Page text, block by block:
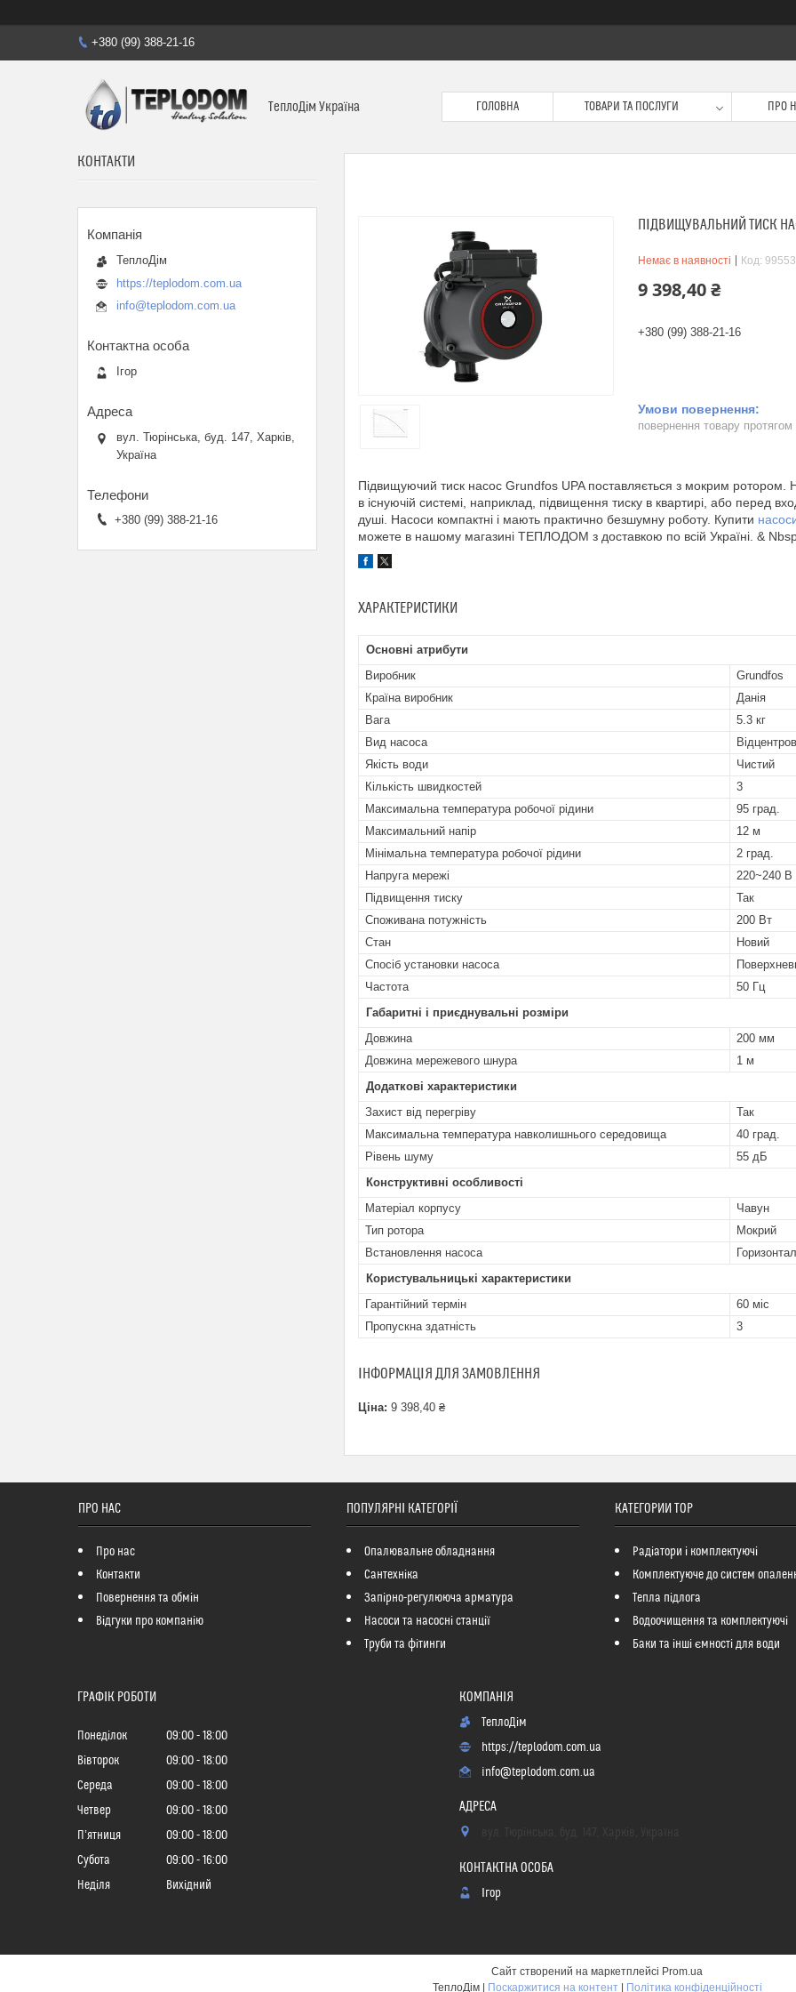
+380 (99) 388-21-16
ТеплоДім Україна ГОЛОВНА ТОВАРИ ТА ПОСЛУГИ ПРО
ПІДВИЩУВАЛЬНИЙ ТИСК
Немає в наявності Код:
9 398,40 ₴
+380 (99) 388-21-16
повернення товару
Підвищуючий тиск насос Grundfos UPA поставляється з мокрим ротором.
в існуючій системі, наприклад, підвищення тиску в квартирі, або перед
душі. Насоси компактні і мають практично безшумну роботу. Купити
можете в нашому магазині ТЕПЛОДОМ з доставкою по всій Україні. &
ХАРАКТЕРИСТИКИ
Основні атрибути
Виробник
Grundfos
Країна виробник
Данія
Вага
5.3 кг
Вид насоса
Якість води
Чистий
Кількість швидкостей
3
Максимальна температура робочої рідини
95 град.
Максимальний напір
12 м
Мінімальна температура робочої рідини
2 град.
Напруга мережі
220~240 В
Підвищення тиску
Так
Споживана потужність
200 Вт
Стан
Новий
Спосіб установки насоса
Частота
50 Гц
Габаритні і приєднувальні розміри
Довжина
200 мм
Довжина мережевого шнура
1 м
Додаткові характеристики
Захист від перегріву
Так
Максимальна температура навколишнього середовища
40 град.
Рівень шуму
55 дБ
Конструктивні особливості
Матеріал корпусу
Чавун
Тип ротора
Мокрий
Встановлення насоса
Користувальницькі характеристики
Гарантійний термін
60 міс
Пропускна здатність
3
ІНФОРМАЦІЯ ДЛЯ ЗАМОВЛЕННЯ
Ціна: 9 398,40 ₴
КОНТАКТИ
ТеплоДім
https://teplodom.com.ua
info@teplodom.com.ua
Ігор
вул. Тюрінська, буд. 147, Харків,
Україна
+380 (99) 388-21-16
ПРО НАС
Про нас
Контакти
Повернення та обмін
Відгуки про компанію
ПОПУЛЯРНІ КАТЕГОРІЇ
Опалювальне обладнання
Сантехніка
Запірно-регулююча арматура
Насоси та насосні станції
Труби та фітинги
КАТЕГОРИИ ТОР
Радіатори і комплектуючі
Комплектуюче до систем
Тепла підлога
Водоочищення та комплектуючі
Баки та інші ємності для води
ГРАФІК РОБОТИ
Понеділок 09:00
18:00
Вівторок
09:00
18:00
Середа
09:00
18:00
Четвер
09:00
18:00
Пʼятниця
09:00
18:00
Субота
09:00
16:00
Неділя
Вихідний
ТеплоДім
https://teplodom.com.ua
info@teplodom.com.ua
Ігор
Сайт створений на маркетплейсі Prom.ua
Поскаржитися на контент Політика конфіденційності